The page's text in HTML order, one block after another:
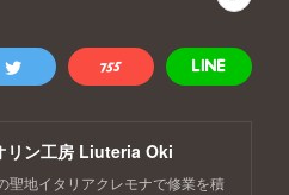
リン工房 Liuteria Oki
聖地イタリアクレモナで修業を積